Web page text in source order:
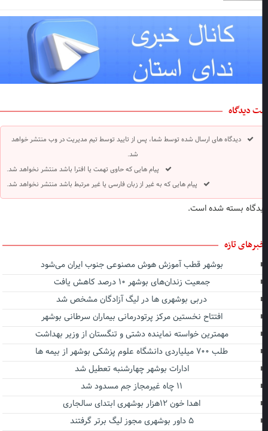
دیدگاه
دیدگاه های ارسال شده توسط شما، پس از تایید توسط تیم مدیریت در وب منتشر خواهد
شد.
پیام هایی که حاوی تهمت یا افترا باشد منتشر نخواهد شد.
پیام هایی که به غیر از زبان فارسی یا غیر مرتبط باشد منتشر نخواهد شد.
بسته شده است.
تازه
بوشهر قطب آموزش هوش مصنوعی جنوب ایران می‌شود
جمعیت زندان‌های بوشهر ۱۰ درصد کاهش یافت
دربی بوشهری ها در لیگ آزادگان مشخص شد
افتتاح نخستین مرکز پرتودرمانی بیماران سرطانی بوشهر
مهمترین خواسته نماینده دشتی و تنگستان از وزیر بهداشت
طلب ۷۰۰ میلیاردی دانشگاه علوم پزشکی بوشهر از بیمه ها
ادارات بوشهر چهارشنبه تعطیل شد
اهدا خون ۱۲هزار بوشهری ابتدای سالجاری